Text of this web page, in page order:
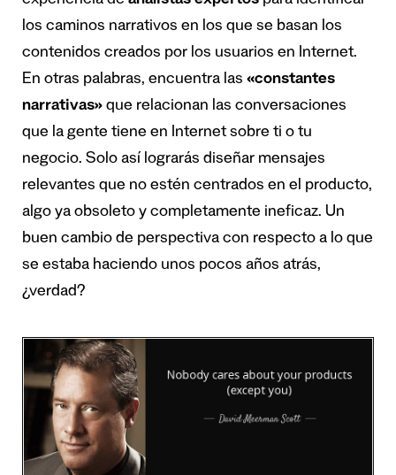
los caminos narrativos en los que se basan los
contenidos creados por los usuarios en Internet.
En otras palabras, encuentra las «constantes
narrativas» que relacionan las conversaciones
que la gente tiene en Internet sobre ti o tu
negocio. Solo así lograrás diseñar mensajes
relevantes que no estén centrados en el producto,
algo ya obsoleto y completamente ineficaz. Un
buen cambio de perspectiva con respecto a lo que
se estaba haciendo unos pocos años atrás,
¿verdad?